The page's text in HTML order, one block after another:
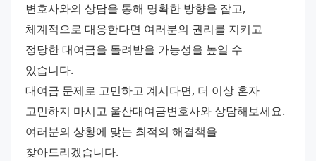
변호사와의 상담을 통해 명확한 방향을 잡고,
체계적으로 대응한다면 여러분의 권리를 지키고
정당한 대여금을 돌려받을 가능성을 높일 수
있습니다.
대여금 문제로 고민하고 계시다면, 더 이상 혼자
고민하지 마시고 울산대여금변호사와 상담해보세요.
여러분의 상황에 맞는 최적의 해결책을
찾아드리겠습니다.